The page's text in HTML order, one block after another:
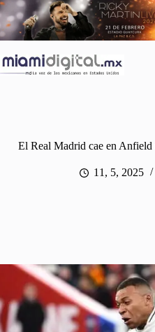
Saltar
al
contenido
El Real Madrid cae en Anfield
11, 5, 2025